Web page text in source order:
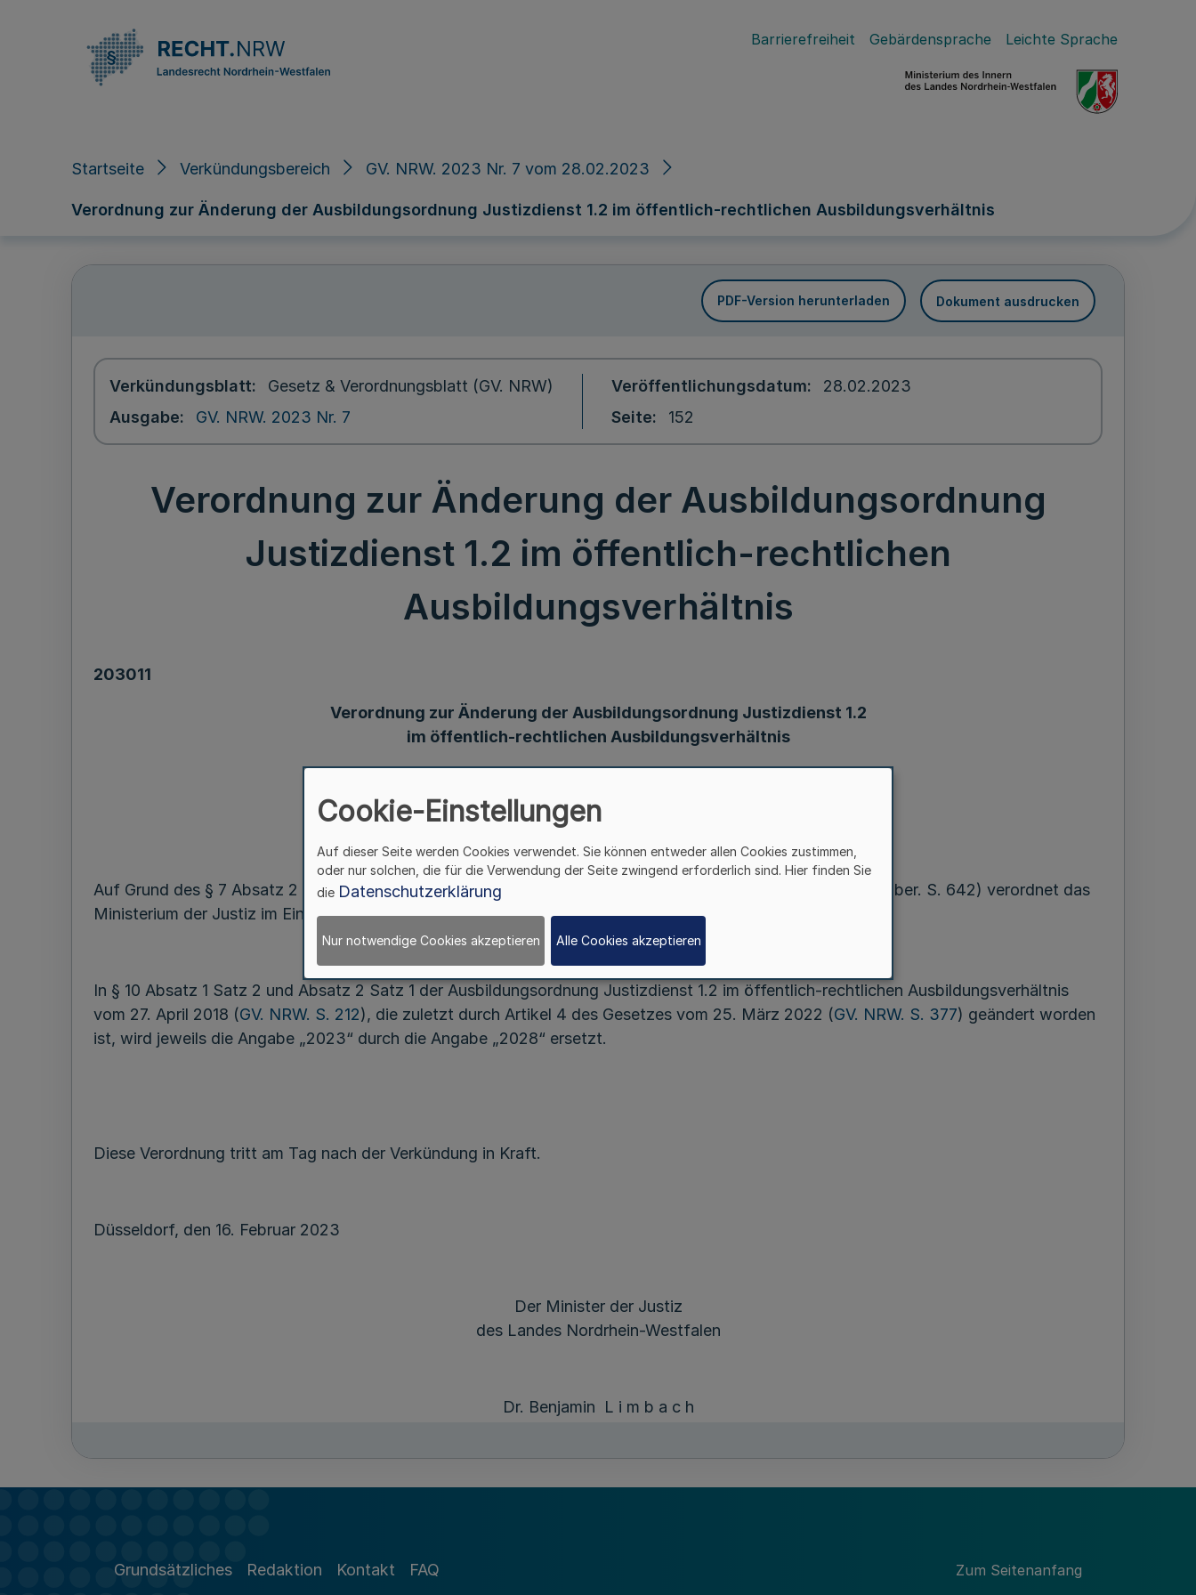
Barrierefreiheit Gebärdensprache Leichte Sprache
Startseite Verkündungsbereich GV. NRW. 2023 Nr. 7 vom 28.02.2023
Verordnung zur Änderung der Ausbildungsordnung Justizdienst 1.2 im öffentlich-rechtlichen Ausbildungsverhältnis
PDF-Version herunterladen Dokument ausdrucken
Verkündungsblatt
Gesetz & Verordnungsblatt (GV. NRW)
Ausgabe
GV. NRW. 2023 Nr. 7
Veröffentlichungsdatum
28.02.2023
Seite
152
Verordnung zur Änderung der Ausbildungsordnung
Justizdienst 1.2 im öffentlich-rechtlichen
Ausbildungsverhältnis
203011
Verordnung zur Änderung der Ausbildungsordnung Justizdienst 1.2
im öffentlich-rechtlichen Ausbildungsverhältnis
Vom 16. Februar 2023
Auf Grund des § 7 Absatz 2 Satz 1 und 2 des Landesbeamtengesetzes vom 14. Juni 2016 (GV. NRW. S. 310, ber. S. 642) verordnet das
Ministerium der Justiz im Einvernehmen mit dem Ministerium des Innern und dem Ministerium der Finanzen:
In § 10 Absatz 1 Satz 2 und Absatz 2 Satz 1 der Ausbildungsordnung Justizdienst 1.2 im öffentlich-rechtlichen Ausbildungsverhältnis
vom 27. April 2018 (GV. NRW. S. 212), die zuletzt durch Artikel 4 des Gesetzes vom 25. März 2022 (GV. NRW. S. 377) geändert worden
ist, wird jeweils die Angabe „2023“ durch die Angabe „2028“ ersetzt.
Diese Verordnung tritt am Tag nach der Verkündung in Kraft.
Düsseldorf, den 16. Februar 2023
Der Minister der Justiz
des Landes Nordrhein-Westfalen
Dr. Benjamin L i m b a c h
Grundsätzliches Redaktion Kontakt FAQ Zum Seitenanfang
Cookie-Einstellungen
Auf dieser Seite werden Cookies verwendet. Sie können entweder allen Cookies zustimmen,
oder nur solchen, die für die Verwendung der Seite zwingend erforderlich sind. Hier finden Sie
die Datenschutzerklärung
Nur notwendige Cookies akzeptieren Alle Cookies akzeptieren